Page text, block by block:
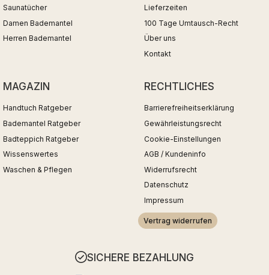
Saunatücher
Damen Bademantel
Herren Bademantel
Lieferzeiten
100 Tage Umtausch-Recht
Über uns
Kontakt
MAGAZIN
Handtuch Ratgeber
Bademantel Ratgeber
Badteppich Ratgeber
Wissenswertes
Waschen & Pflegen
RECHTLICHES
Barrierefreiheitserklärung
Gewährleistungsrecht
Cookie-Einstellungen
AGB / Kundeninfo
Widerrufsrecht
Datenschutz
Impressum
Vertrag widerrufen
SICHERE BEZAHLUNG